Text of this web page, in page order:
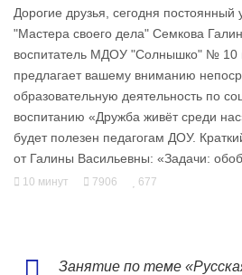
Дорогие друзья, сегодня постоянный
"Мастера своего дела" Семкова
воспитатель МДОУ "Солнышко" № 10
предлагает вашему вниманию
образовательную деятельность по
воспитанию «Дружба живёт среди
будет полезен педагогам ДОУ.
от Галины Васильевны: «Задачи:
10 минут 7906 677
Занятие по теме